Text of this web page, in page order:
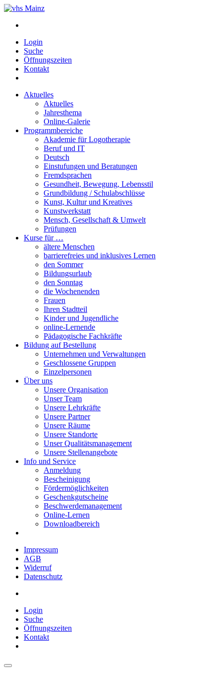
Login
Suche
Öffnungszeiten
Kontakt
Aktuelles
Aktuelles
Jahresthema
Online-Galerie
Programmbereiche
Akademie für Logotherapie
Beruf und IT
Deutsch
Einstufungen und Beratungen
Fremdsprachen
Gesundheit, Bewegung, Lebensstil
Grundbildung / Schulabschlüsse
Kunst, Kultur und Kreatives
Kunstwerkstatt
Mensch, Gesellschaft & Umwelt
Prüfungen
Kurse für …
ältere Menschen
barrierefreies und inklusives Lernen
den Sommer
Bildungsurlaub
den Sonntag
die Wochenenden
Frauen
Ihren Stadtteil
Kinder und Jugendliche
online-Lernende
Pädagogische Fachkräfte
Bildung auf Bestellung
Unternehmen und Verwaltungen
Geschlossene Gruppen
Einzelpersonen
Über uns
Unsere Organisation
Unser Team
Unsere Lehrkräfte
Unsere Partner
Unsere Räume
Unsere Standorte
Unser Qualitätsmanagement
Unsere Stellenangebote
Info und Service
Anmeldung
Bescheinigung
Fördermöglichkeiten
Geschenkgutscheine
Beschwerdemanagement
Online-Lernen
Downloadbereich
Impressum
AGB
Widerruf
Datenschutz
Login
Suche
Öffnungszeiten
Kontakt